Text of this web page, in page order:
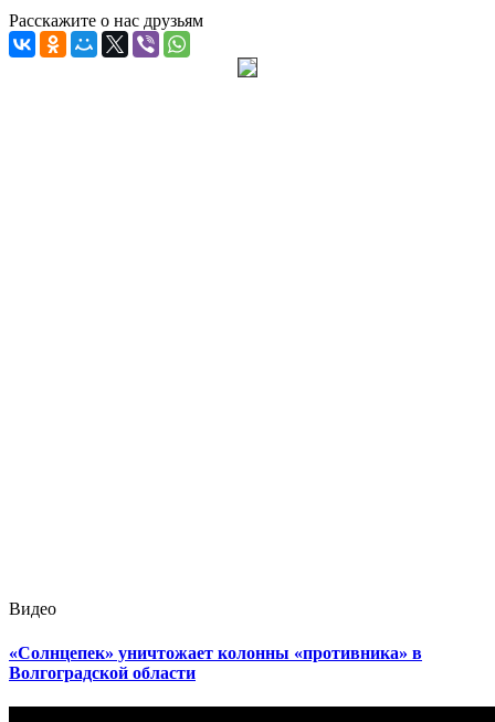
Расскажите о нас друзьям
Видео
«Солнцепек» уничтожает колонны «противника» в
Волгоградской области